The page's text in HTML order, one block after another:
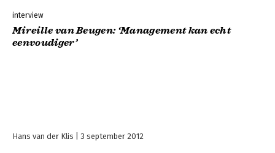
interview
Mireille van Beugen: ‘Management kan echt
eenvoudiger’
Hans van der Klis 3 september 2012